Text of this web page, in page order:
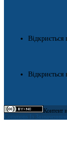
Відкриється
Відкриється
Контент
Commons Із